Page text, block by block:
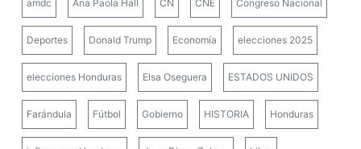
amdc Ana Paola Hall CN CNE Congreso Nacional
Deportes Donald Trump Economía elecciones 2025
elecciones Honduras Elsa Oseguera ESTADOS UNIDOS
Farándula Fútbol Gobierno HISTORIA Honduras